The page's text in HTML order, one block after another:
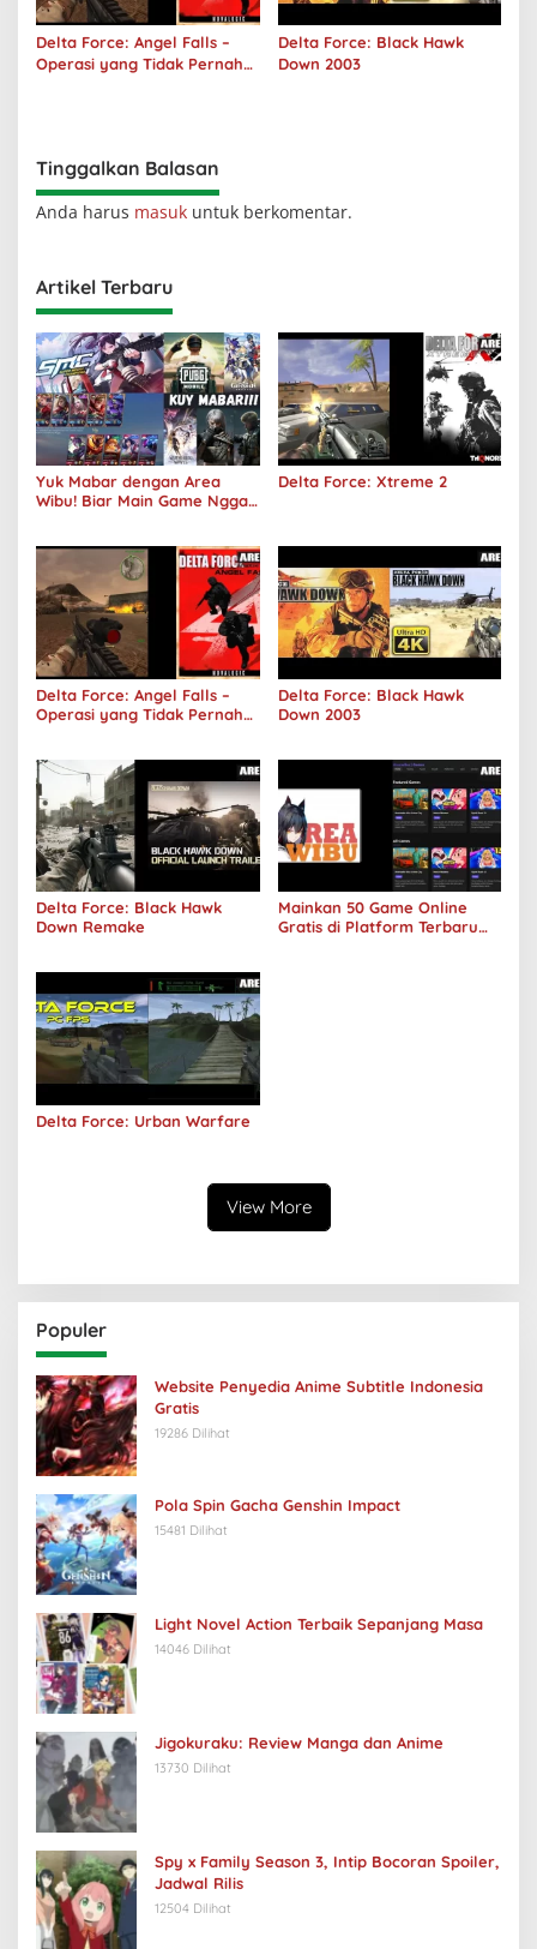
Delta Force: Angel Falls –
Operasi yang Tidak Pernah
Delta Force: Black Hawk
Down 2003
Tinggalkan Balasan
Anda harus masuk untuk berkomentar.
Artikel Terbaru
Yuk Mabar dengan Area
Wibu! Biar Main Game Nggak
Delta Force: Xtreme 2
Delta Force: Angel Falls –
Operasi yang Tidak Pernah
Delta Force: Black Hawk
Down 2003
Delta Force: Black Hawk
Down Remake
Mainkan 50 Game Online
Gratis di Platform Terbaru
Delta Force: Urban Warfare
View More
Populer
Website Penyedia Anime Subtitle Indonesia
Gratis
19286 Dilihat
Pola Spin Gacha Genshin Impact
15481 Dilihat
Light Novel Action Terbaik Sepanjang Masa
14046 Dilihat
Jigokuraku: Review Manga dan Anime
13730 Dilihat
Spy x Family Season 3, Intip Bocoran Spoiler,
Jadwal Rilis
12504 Dilihat